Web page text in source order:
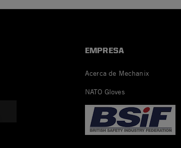
EMPRESA
Acerca de Mechanix
NATO Gloves